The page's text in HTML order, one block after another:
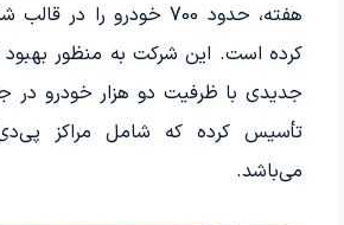
هفته، حدود 700 خودرو را
کرده است. این شرکت به منظور بهبود
جدیدی با ظرفیت دو هزار خودرو
تأسیس کرده که شامل مراکز
می‌باشد.